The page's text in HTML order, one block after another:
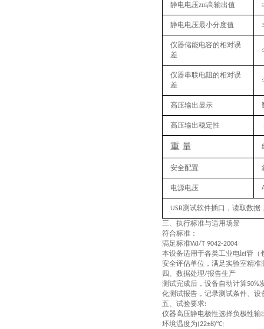
静电电压zui高输出值
静电电压最小分度值
仪器储能电容的相对误
差
仪器串联电阻的相对误
差
高压输出显示
高压输出稳定性
重 量
安全配置
电源电压
USB测试软件插口，读取数据
三、 执行标准与适用场景
符合标准：
满足标准WJ/T 9042-2004
本设备适用于各类工业电lei管
安全评估单位，满足实验室精
四、 数据处理/报告生产
测试完成后，设备自动计算50%
化测试报告，记录测试条件、
五、 试验要求:
仪器高压静电极性选择负极性输
环境温度为(22±8)°C;